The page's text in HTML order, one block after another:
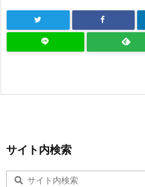
サイト内検索